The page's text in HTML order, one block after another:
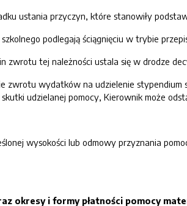
ustania przyczyn, które stanowiły
podlegają ściągnięciu w trybie
zwrotu tej należności ustala się w drodze
zwrotu wydatków na udzielenie stypendium
udzielanej pomocy, Kierownik może
wysokości lub odmowy przyznania
okresy i formy płatności pomocy